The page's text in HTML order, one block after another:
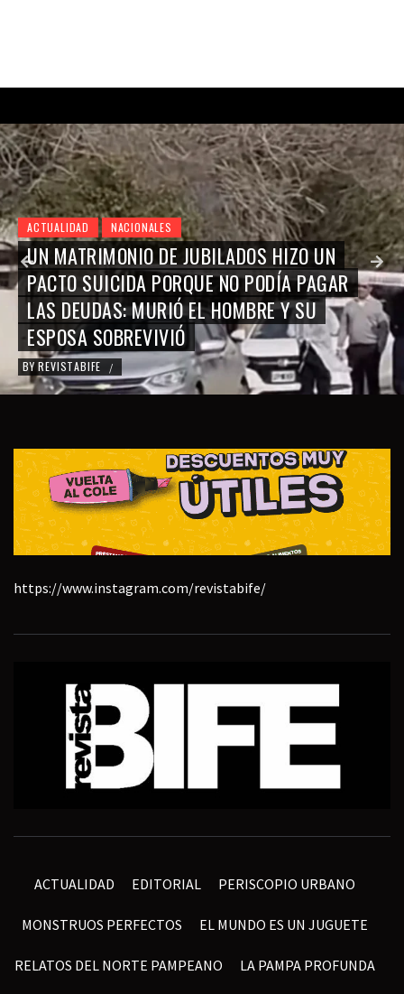
ACTUALIDAD NACIONALES
UN MATRIMONIO DE JUBILADOS HIZO UN
PACTO SUICIDA PORQUE NO PODÍA PAGAR
LAS DEUDAS: MURIÓ EL HOMBRE Y SU
ESPOSA SOBREVIVIÓ
BY REVISTABIFE /
https://www.instagram.com/revistabife/
ACTUALIDAD EDITORIAL PERISCOPIO URBANO
MONSTRUOS PERFECTOS EL MUNDO ES UN JUGUETE
RELATOS DEL NORTE PAMPEANO LA PAMPA PROFUNDA